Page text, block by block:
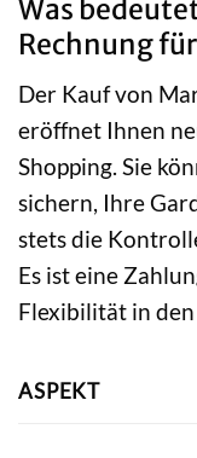
Was
Rechnung
Der Kauf von
eröffnet Ihnen
Shopping. Sie
sichern, Ihre
stets die
Es ist eine
Flexibilität in
ASPEKT